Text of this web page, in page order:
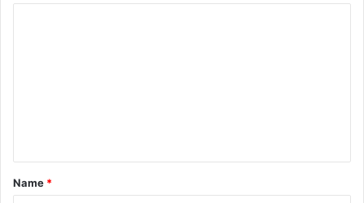
Name *